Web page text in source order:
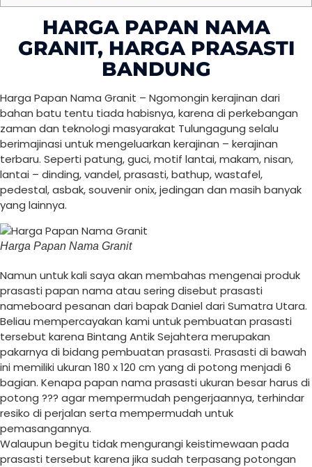
HARGA PAPAN NAMA
GRANIT, HARGA PRASASTI
BANDUNG
Harga Papan Nama Granit – Ngomongin kerajinan dari
bahan batu tentu tiada habisnya, karena di perkebangan
zaman dan teknologi masyarakat Tulungagung selalu
berimajinasi untuk mengeluarkan kerajinan – kerajinan
terbaru. Seperti patung, guci, motif lantai, makam, nisan,
lantai – dinding, vandel, prasasti, bathup, wastafel,
pedestal, asbak, souvenir onix, jedingan dan masih banyak
yang lainnya.
Harga Papan Nama Granit
Namun untuk kali saya akan membahas mengenai produk
prasasti papan nama atau sering disebut prasasti
nameboard pesanan dari bapak Daniel dari Sumatra Utara.
Beliau mempercayakan kami untuk pembuatan prasasti
tersebut karena Bintang Antik Sejahtera merupakan
pakarnya di bidang pembuatan prasasti. Prasasti di bawah
ini memiliki ukuran 180 x 120 cm yang di potong menjadi 6
bagian. Kenapa papan nama prasasti ukuran besar harus di
potong ??? agar mempermudah pengerjaannya, terhindar
resiko di perjalan serta mempermudah untuk
pemasangannya.
Walaupun begitu tidak mengurangi keistimewaan pada
prasasti tersebut karena jika sudah terpasang potongan